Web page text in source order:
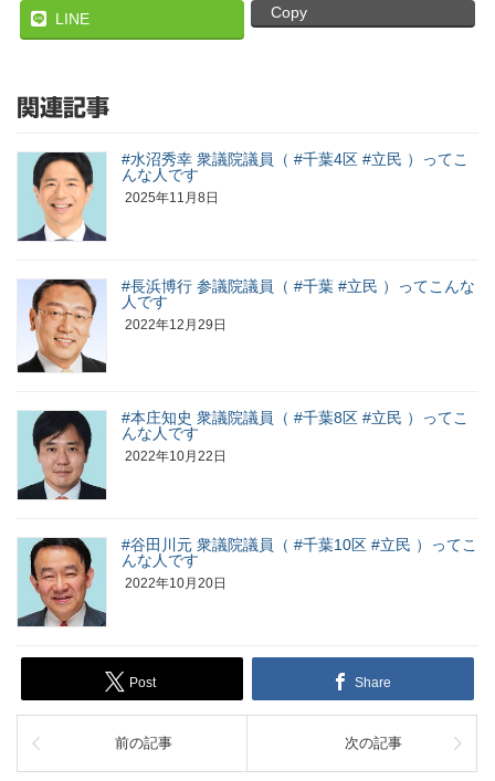
LINE Copy
関連記事
#水沼秀幸 衆議院議員（ #千葉4区 #立民 ）ってこ
んな人です
2025年11月8日
#長浜博行 参議院議員（ #千葉 #立民 ）ってこんな
人です
2022年12月29日
#本庄知史 衆議院議員（ #千葉8区 #立民 ）ってこ
んな人です
2022年10月22日
#谷田川元 衆議院議員（ #千葉10区 #立民 ）ってこ
んな人です
2022年10月20日
Post Share
前の記事 次の記事